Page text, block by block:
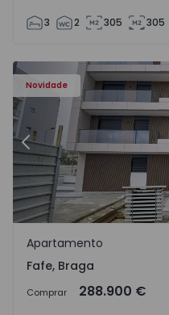
3 2 305 305
Novidade
Anterior
Fafe, Braga
Apartamento
Fafe, Braga
Comprar 288.900 €